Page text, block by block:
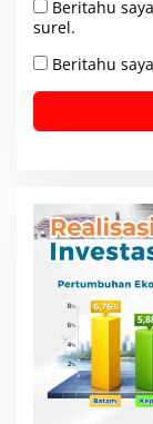
Beritahu
surel.
Beritahu